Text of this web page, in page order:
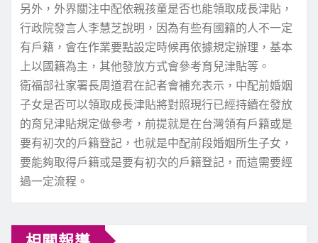
另外，外界關注中配依親孩童是否也能領取成長津貼，
行政院發言人李慧芝說明，因為有些有國籍的人不一定
有戶籍，會在作業要點設定時候再依據規定辦理，基本
上以國籍為主，其他發放方式會參考育兒津貼等。
衛福部社家署長周道君在記者會補充表示，中配前婚姻
子女是否可以領取成長津貼將對照現行已經持續在發放
的育兒津貼規定做參考，前提就是在台灣領有戶籍或是
要有初次的戶籍登記，也就是中配前段婚姻所生子女，
要能夠取得戶籍或是要有初次的戶籍登記，而這需要經
過一定流程。